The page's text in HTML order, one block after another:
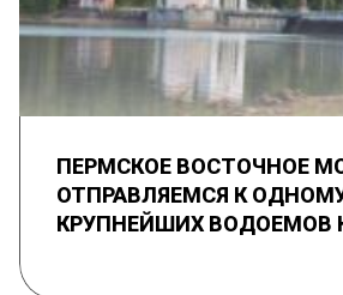
ПЕРМСКОЕ ВОСТОЧНОЕ
ОТПРАВЛЯЕМСЯ К
КРУПНЕЙШИХ ВОДОЕМОВ